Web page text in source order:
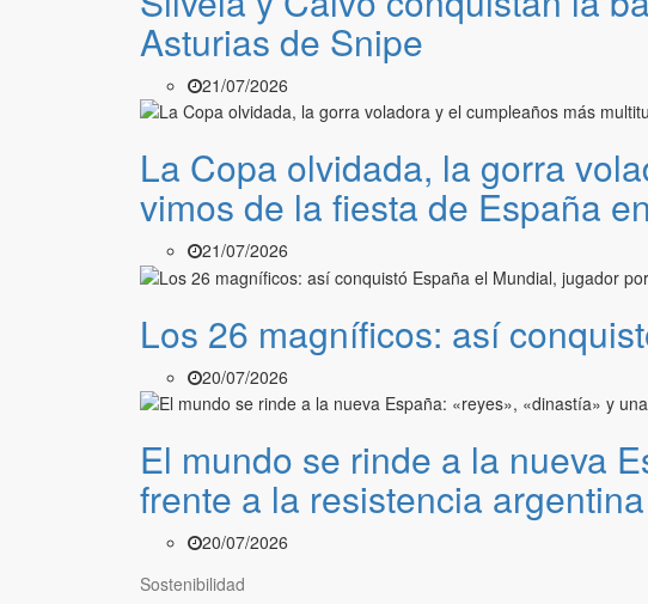
Asturias de Snipe
21/07/2026
La Copa olvidada, la gorra
vimos de la fiesta de España
21/07/2026
Los 26 magníficos: así
20/07/2026
El mundo se rinde a la nueva
frente a la resistencia argentina
20/07/2026
Sostenibilidad